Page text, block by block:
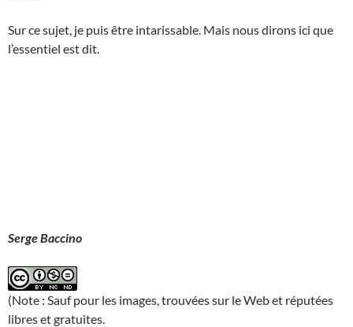
Sur ce sujet, je puis être intarissable. Mais nous dirons ici que
l’essentiel est dit.
Serge Baccino
(Note : Sauf pour les images, trouvées sur le Web et réputées
libres et gratuites.